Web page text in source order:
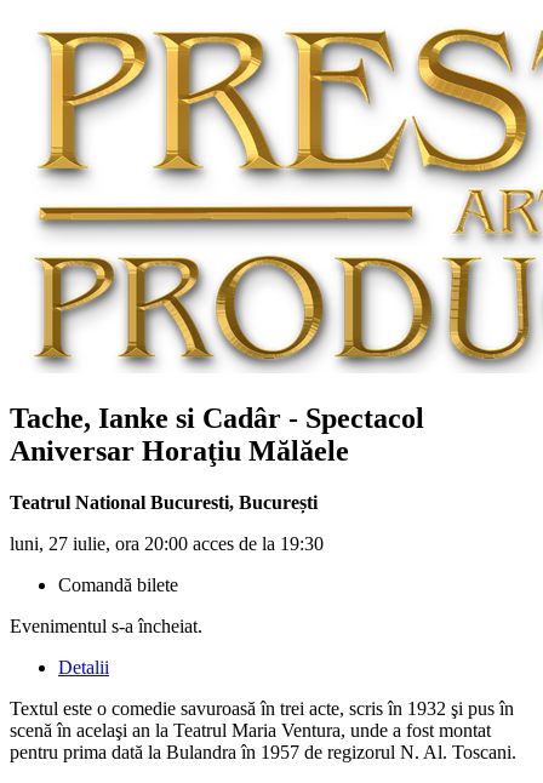
Tache, Ianke si Cadâr - Spectacol
Aniversar Horaţiu Mălăele
Teatrul National Bucuresti, București
luni, 27 iulie, ora 20:00 acces de la 19:30
Comandă bilete
Evenimentul s-a încheiat.
Detalii
Textul este o comedie savuroasă în trei acte, scris în 1932 şi pus în
scenă în acelaşi an la Teatrul Maria Ventura, unde a fost montat
pentru prima dată la Bulandra în 1957 de regizorul N. Al. Toscani.